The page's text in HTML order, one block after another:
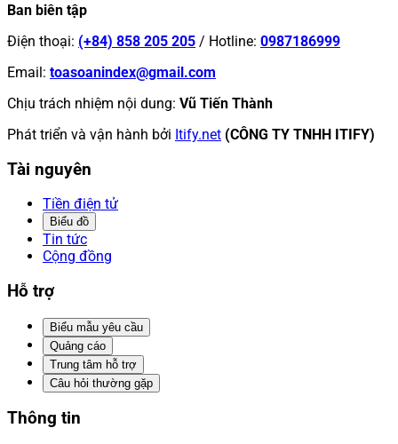
Ban biên tập
Điện thoại: (+84) 858 205 205 / Hotline: 0987186999
Email: toasoanindex@gmail.com
Chịu trách nhiệm nội dung: Vũ Tiến Thành
Phát triển và vận hành bởi Itify.net (CÔNG TY TNHH ITIFY)
Tài nguyên
Tiền điện tử
Biểu đồ
Tin tức
Cộng đồng
Hỗ trợ
Biểu mẫu yêu cầu
Quảng cáo
Trung tâm hỗ trợ
Câu hỏi thường gặp
Thông tin